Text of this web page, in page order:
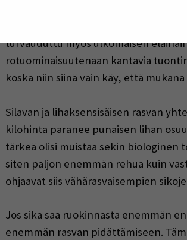
turvauduttu myös ulkomaisen
rotuominaisuutenaan kantavia
koska niin siinä vain käy, että
Silavan ja lihaksensisäisen rasvan
kilohinta paranee punaisen lihan
tärkeä olisi muistaa sekin biologinen
siten paljon enemmän rehua kuin
ohjaavat siis vähärasvaisempien
Jos sika saa ruokinnasta enemmän
enemmän rasvan pidättämiseen.